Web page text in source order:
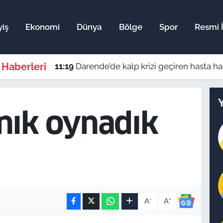
Ekonomi Dünya Bölge Spor Resmi
Haberleri 11:19 Darende’de kalp krizi geçiren hasta
oynadık
A- A+